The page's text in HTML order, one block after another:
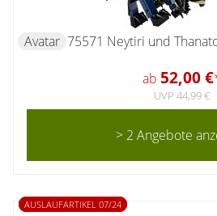
Avatar 75571 Neytiri und
ab 52,00 €
UVP 44,99 €
> 2 Angebote
AUSLAUFARTIKEL 07/24